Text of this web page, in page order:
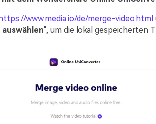
https://www.media.io/de/merge-video.html
", um die lokal gespeicherten